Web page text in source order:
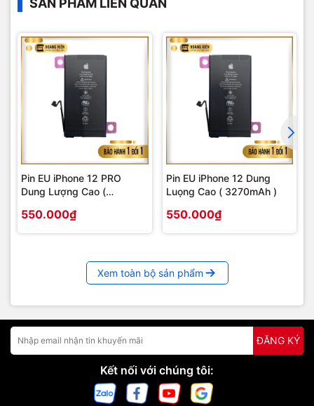
SẢN PHẨM LIÊN QUAN
Pin EU iPhone 12 PRO
Dung Lượng Cao (
550.000₫
Pin EU iPhone 12 Dung
Luọng Cao ( 3270mAh )
550.000₫
Xem toàn bộ sản phẩm
ĐĂNG KÝ
Kết nối với chúng tôi: